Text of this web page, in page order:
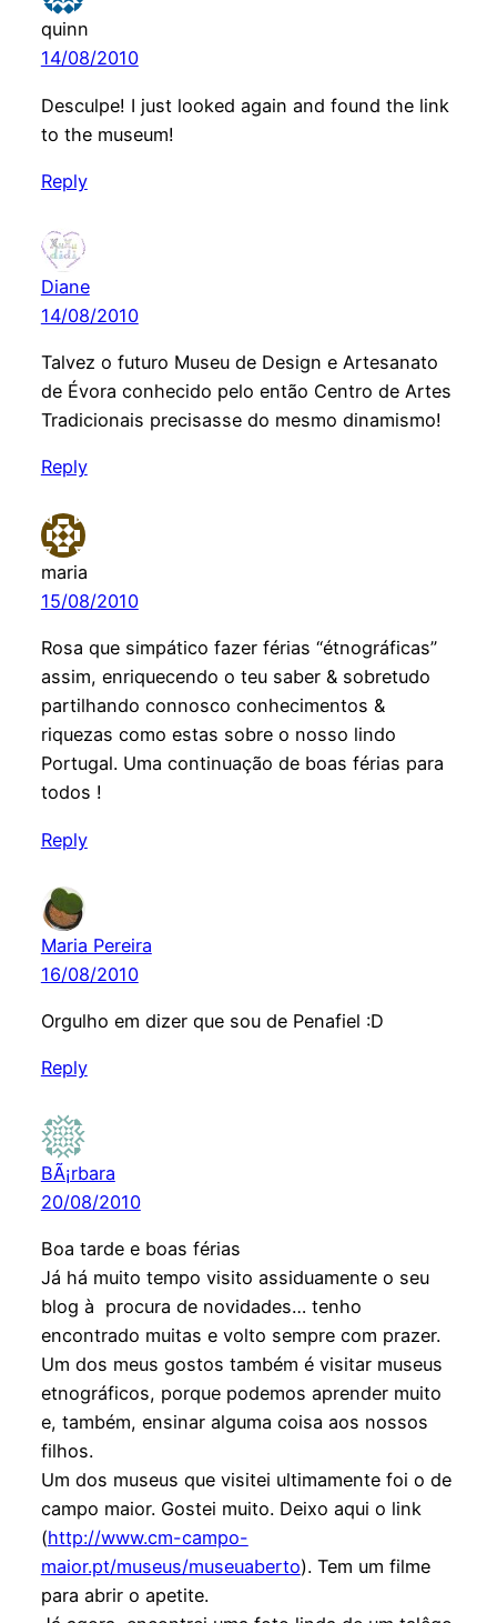
quinn
14/08/2010
Desculpe! I just looked again and found the link
to the museum!
Reply
Diane
14/08/2010
Talvez o futuro Museu de Design e Artesanato
de Évora conhecido pelo então Centro de Artes
Tradicionais precisasse do mesmo dinamismo!
Reply
maria
15/08/2010
Rosa que simpático fazer férias “étnográficas”
assim, enriquecendo o teu saber & sobretudo
partilhando connosco conhecimentos &
riquezas como estas sobre o nosso lindo
Portugal. Uma continuação de boas férias para
todos !
Reply
Maria Pereira
16/08/2010
Orgulho em dizer que sou de Penafiel :D
Reply
BÃ¡rbara
20/08/2010
Boa tarde e boas férias
Já há muito tempo visito assiduamente o seu
blog à procura de novidades… tenho
encontrado muitas e volto sempre com prazer.
Um dos meus gostos também é visitar museus
etnográficos, porque podemos aprender muito
e, também, ensinar alguma coisa aos nossos
filhos.
Um dos museus que visitei ultimamente foi o de
campo maior. Gostei muito. Deixo aqui o link
(http://www.cm-campo-
maior.pt/museus/museuaberto). Tem um filme
para abrir o apetite.